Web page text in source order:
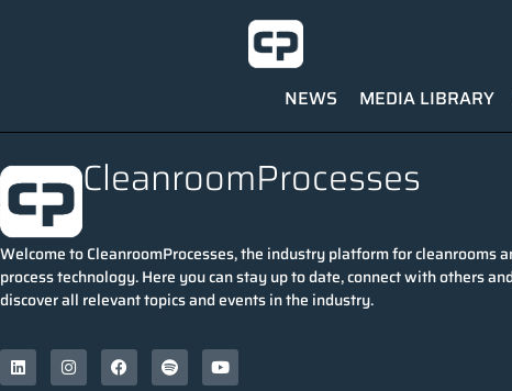
NEWS MEDIA LIBRARY
CleanroomProcesses
Welcome to CleanroomProcesses, the industry platform for cleanrooms
process technology. Here you can stay up to date, connect with others
discover all relevant topics and events in the industry.